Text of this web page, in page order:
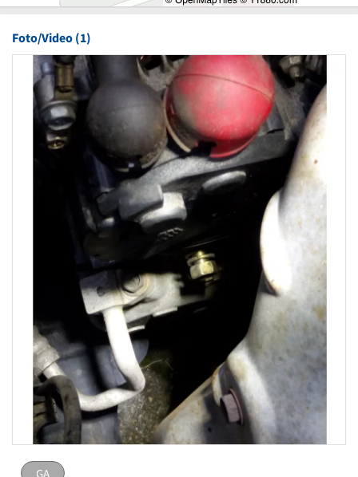
Foto/Video (1)
GA
GA